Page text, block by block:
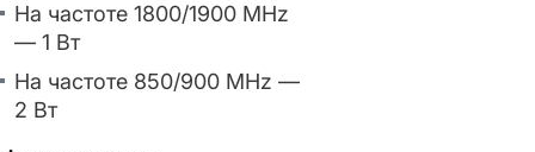
На частоте 1800/1900 MHz
— 1 Вт
На частоте 850/900 MHz —
2 Вт